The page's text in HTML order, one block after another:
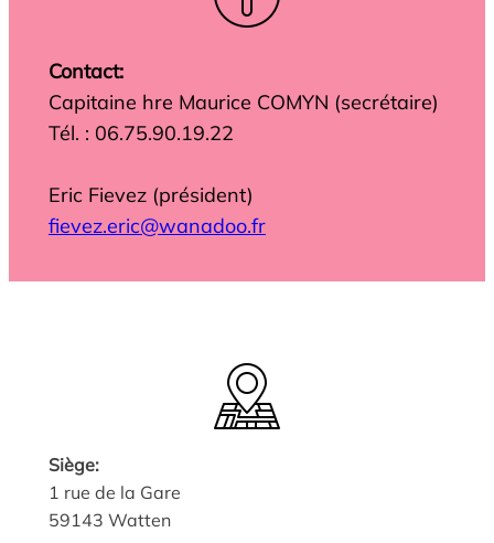
Contact:
Capitaine hre Maurice COMYN (secrétaire)
Tél. : 06.75.90.19.22
Eric Fievez (président)
fievez.eric@wanadoo.fr
Siège:
1 rue de la Gare
59143 Watten